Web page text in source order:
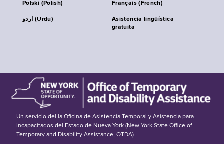
Polski (Polish) Français (French)
اردو (Urdu)
Asistencia lingüística
gratuita
Un servicio del la Oficina de Asistencia Temporal y Asistencia para
Incapacitados del Estado de Nueva York (New York State Office of
Temporary and Disability Assistance, OTDA).